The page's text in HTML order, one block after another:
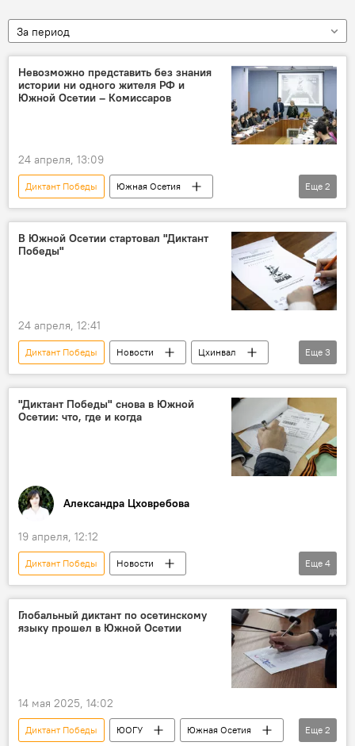
За период
Невозможно представить без знания
истории ни одного жителя РФ и
Южной Осетии – Комиссаров
24 апреля, 13:09
Диктант Победы
Южная Осетия
Новости
Сергей Комиссаров
Россотрудничество
Еще 2
В Южной Осетии стартовал "Диктант
Победы"
24 апреля, 12:41
Диктант Победы Новости
Цхинвал
Общество
Россия Южная Осетия
Еще 3
"Диктант Победы" снова в Южной
Осетии: что, где и когда
Александра Цховребова
19 апреля, 12:12
Диктант Победы
Новости
Южная Осетия
Русский дом
ЮОГУ
Сергей Комиссаров
Великая Отечественная война
Еще 4
Глобальный диктант по осетинскому
языку прошел в Южной Осетии
14 мая 2025, 14:02
Диктант Победы ЮОГУ
Южная Осетия
Еще 2